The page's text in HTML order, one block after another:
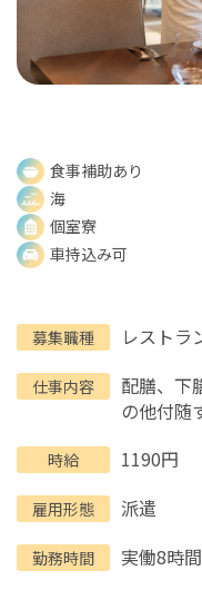
食事補助あり
海
個室寮
車持込み可
募集職種 レストラ
仕事内容
配膳、下
の他付随
時給 1190円
雇用形態 派遣
勤務時間 実働8時